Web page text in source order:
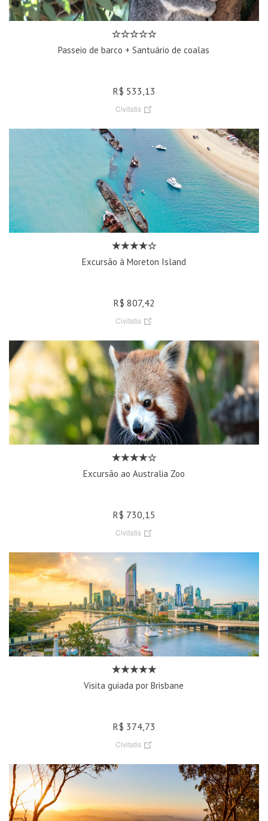
Passeio de barco + Santuário de coalas
R$ 533,13
Civitatis
Excursão à Moreton Island
R$ 807,42
Civitatis
Excursão ao Australia Zoo
R$ 730,15
Civitatis
Visita guiada por Brisbane
R$ 374,73
Civitatis